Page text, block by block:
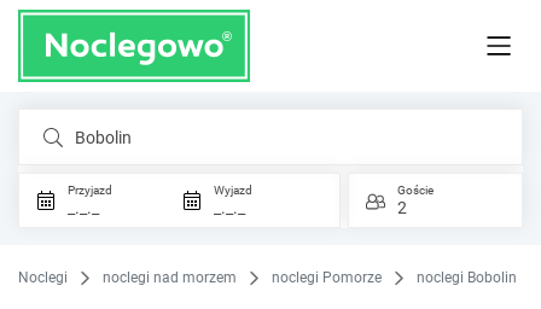
Bobolin
Przyjazd
_._._
Wyjazd
_._._
Goście
2
Noclegi noclegi nad morzem noclegi Pomorze noclegi Bobolin